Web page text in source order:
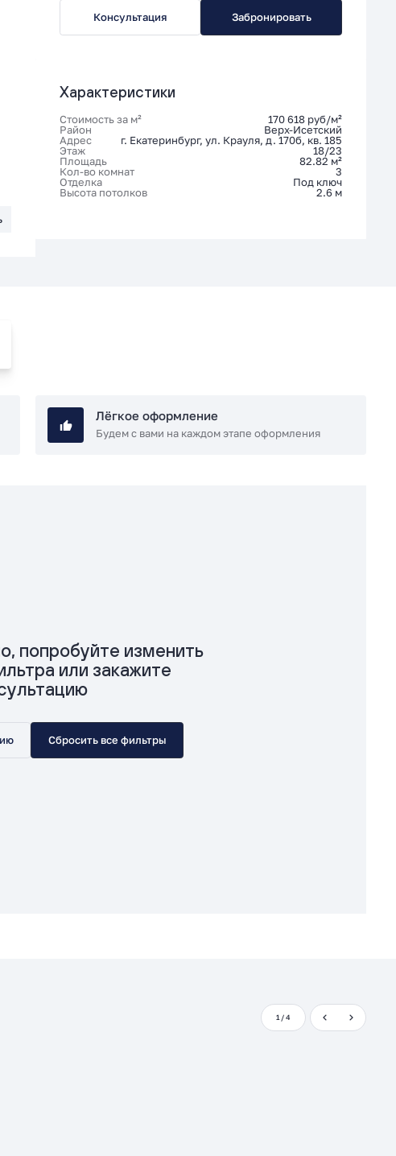
Консультация Забронировать
Характеристики
Стоимость за м²
170 618 руб/м²
Район
Верх-Исетский
Адрес
г. Екатеринбург, ул. Крауля, д. 170б, кв. 185
Этаж
18/23
Площадь
82.82 м²
Кол-во комнат
3
Отделка
Под ключ
Высота потолков
2.6 м
Лёгкое оформление
Будем с вами на каждом этапе оформления
попробуйте изменить
или закажите
Сбросить все фильтры
1/4